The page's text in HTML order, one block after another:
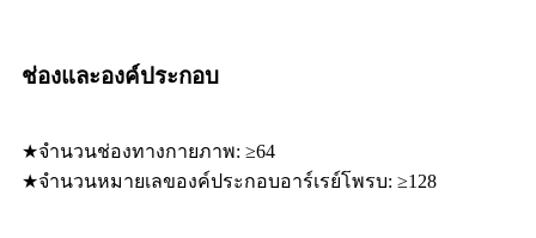
ช่องและองค์ประกอบ
★จำนวนช่องทางกายภาพ: ≥64
★จำนวนหมายเลของค์ประกอบอาร์เรย์โพรบ: ≥128